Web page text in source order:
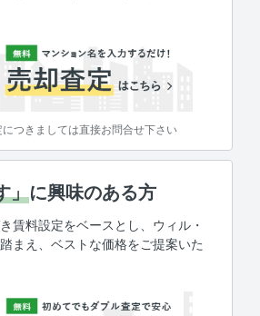
つきましては直接お問合せ下さい
」に興味のある方
賃料設定をベースとし、ウィル・
まえ、ベストな価格をご提案いた